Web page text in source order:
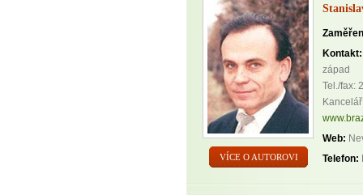
VÍCE O AUTOROVI
Kontakt:
západ
Tel./fax:
Web:
Telefon: